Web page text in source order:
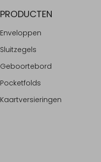
PRODUCTEN
Enveloppen
Sluitzegels
Geboortebord
Pocketfolds
Kaartversieringen